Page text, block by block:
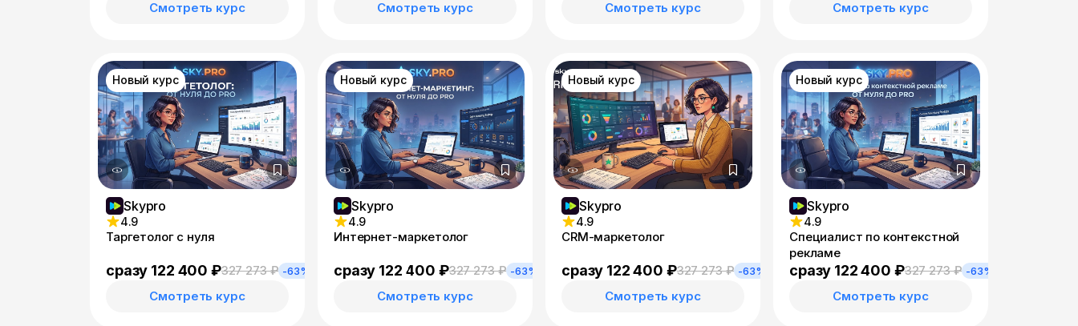
Смотреть курс Смотреть курс Смотреть курс Смотреть курс
Новый курс
Skypro
4.9
Таргетолог с нуля
сразу 122 400 ₽327 273 ₽ -63%
Смотреть курс
Новый курс
Skypro
4.9
Интернет-маркетолог
сразу 122 400 ₽327 273 ₽ -63%
Смотреть курс
Новый курс
Skypro
4.9
CRM-маркетолог
сразу 122 400 ₽327 273 ₽ -63%
Смотреть курс
Новый курс
Skypro
4.9
Специалист по контекстной
рекламе
сразу 122 400 ₽327 273 ₽ -63%
Смотреть курс